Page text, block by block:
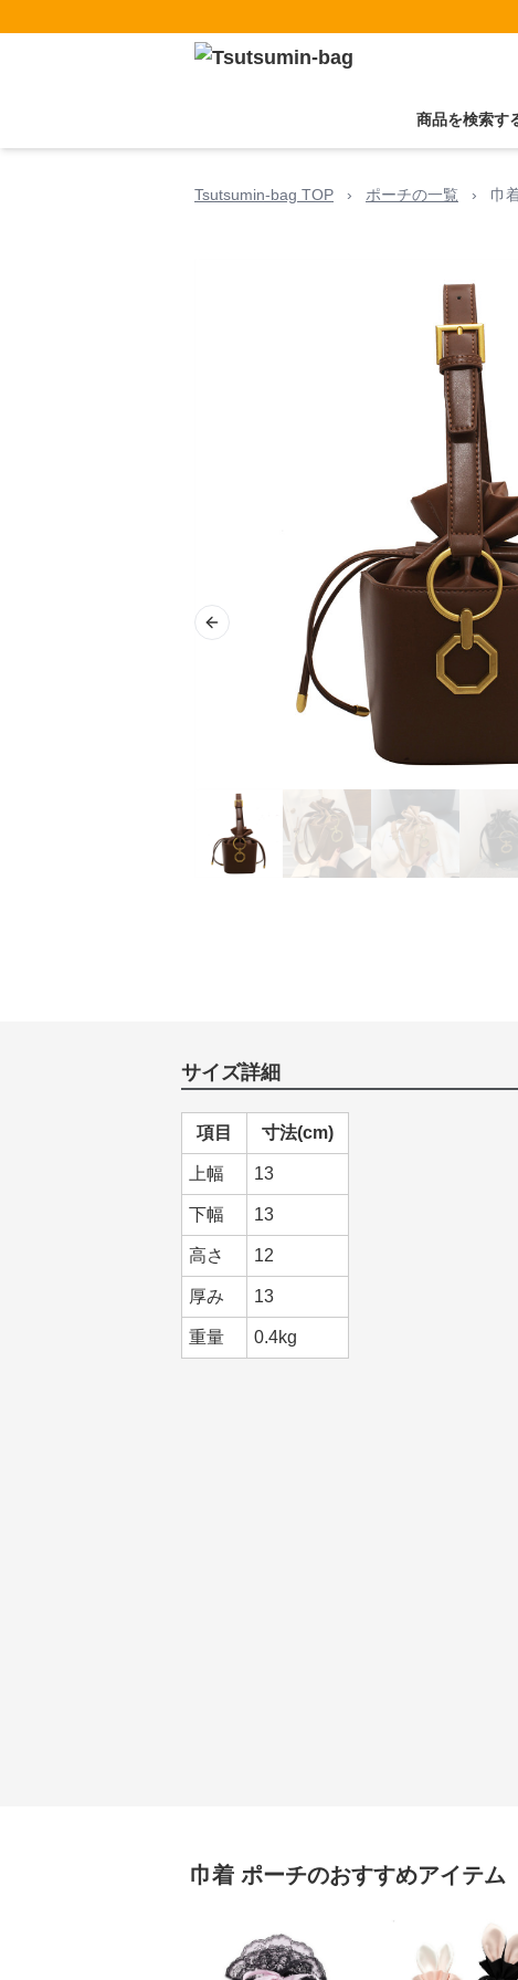
商品を検索す
Tsutsumin-bag TOP › ポーチの一覧 › 巾
Previous slide
サイズ詳細
項目 寸法(cm)
上幅 13
下幅 13
高さ 12
厚み 13
重量 0.4kg
巾着 ポーチのおすすめアイテム